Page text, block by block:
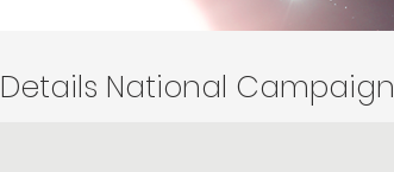
Details National Campaign